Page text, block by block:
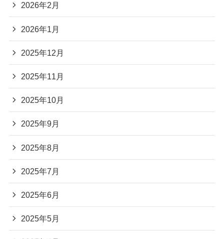
2026年2月
2026年1月
2025年12月
2025年11月
2025年10月
2025年9月
2025年8月
2025年7月
2025年6月
2025年5月